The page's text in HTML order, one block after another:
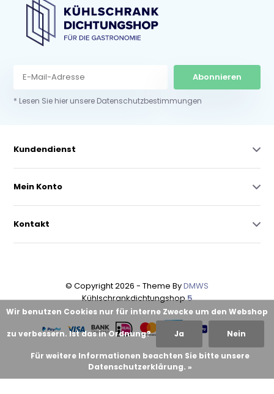
Abonnieren
* Lesen Sie hier unsere Datenschutzbestimmungen
Kundendienst
Mein Konto
Kontakt
© Copyright 2026 - Theme ByDMWS
Kühlschrankdichtungshop5
Wir benutzen Cookies nur für interne Zwecke um den Webshop
zu verbessern. Ist das in Ordnung? Ja Nein
Für weitere Informationen beachten Sie bitte unsere
Datenschutzerklärung. »